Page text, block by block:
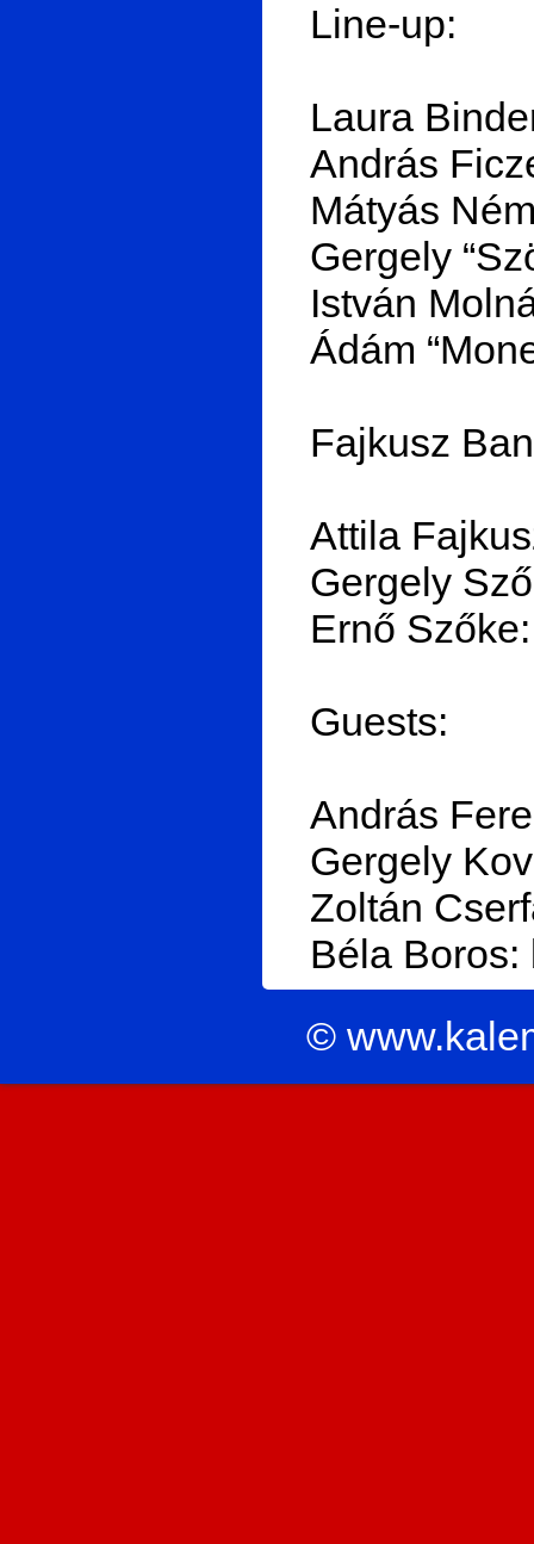
Line-up:
Laura
András
Mátyás
Gergely
István
Ádám
Fajkusz
Attila
Gergely
Ernő
Guests:
András
Gergely
Zoltán
Béla Boros:
©